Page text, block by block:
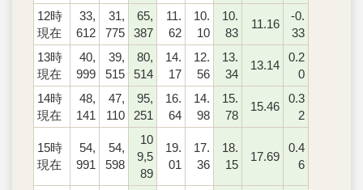
12時
現在
33,
612
31,
775
65,
387
11.
62
10.
10
10.
83
11.16
-0.
33
13時
現在
40,
999
39,
515
80,
514
14.
17
12.
56
13.
34
13.14
0.2
0
14時
現在
48,
141
47,
110
95,
251
16.
64
14.
98
15.
78
15.46
0.3
2
15時
現在
54,
991
54,
598
10
9,5
89
19.
01
17.
36
18.
15
17.69
0.4
6